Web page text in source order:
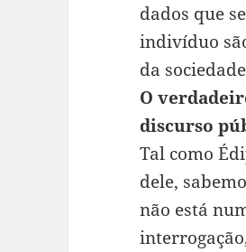
dados que
indivíduo
da
O
discurso
Tal como
dele,
não está